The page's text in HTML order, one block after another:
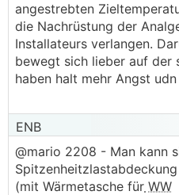
angestrebten
die Nachrüstung der
Installateurs verlangen.
bewegt sich lieber auf der
haben halt mehr Angst
ENB
@mario 2208 - Man kann
(mit Wärmetasche für WW